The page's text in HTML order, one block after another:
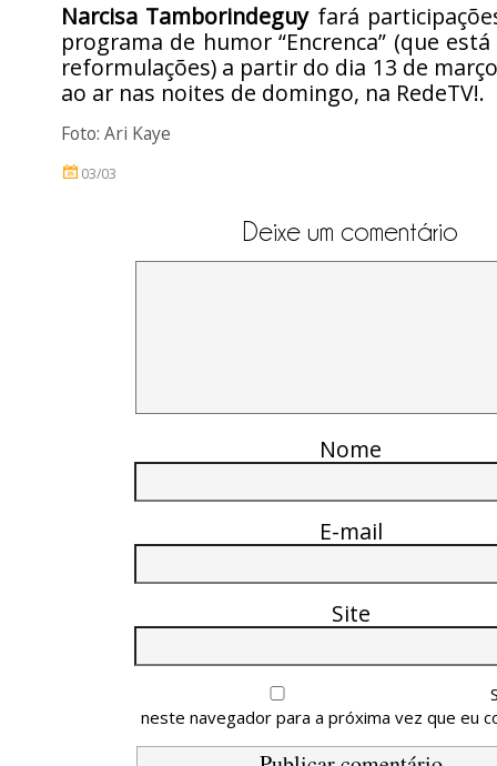
Narcisa Tamborindeguyfará
programa de humor “Encrenca” (que
reformulações) a partir do dia 13 de
ao ar nas noites de domingo, na RedeTV!.
Foto: Ari Kaye
03/03
Deixe um comentário
Nome
E-mail
Site
neste navegador para a próxima vez que eu